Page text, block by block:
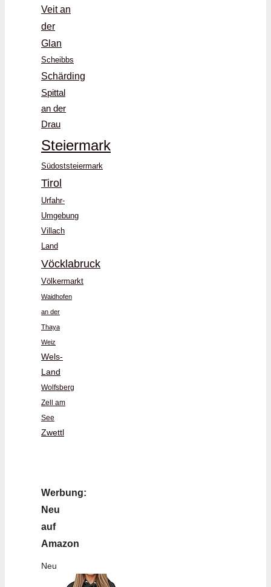
Veit an
der
Glan
Scheibbs
Schärding
Spittal
an der
Drau
Steiermark
Südoststeiermark
Tirol
Urfahr-
Umgebung
Villach
Land
Vöcklabruck
Völkermarkt
Waidhofen
an der
Thaya
Weiz
Wels-
Land
Wolfsberg
Zell am
See
Zwettl
Werbung:
Neu
auf
Amazon
Neu